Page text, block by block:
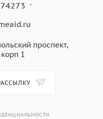
проспект,
1